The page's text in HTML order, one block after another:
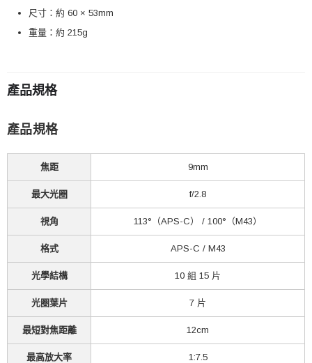
尺寸：約 60 × 53mm
重量：約 215g
產品規格
產品規格
焦距 9mm
最大光圈 f/2.8
視角 113°（APS-C） / 100°（M43）
格式 APS-C / M43
光學結構 10 組 15 片
光圈葉片 7 片
最短對焦距離 12cm
最高放大率 1:7.5